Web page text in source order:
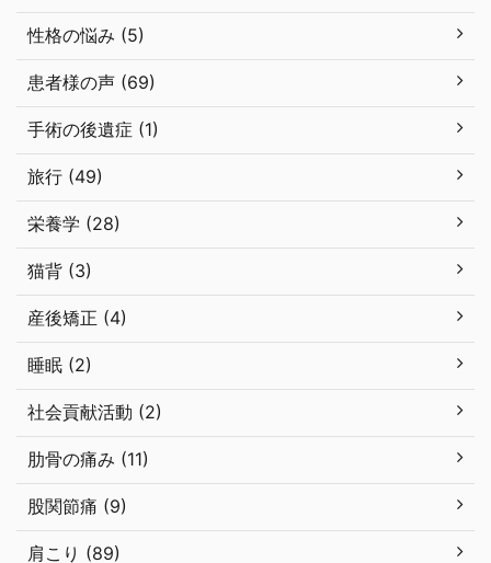
性格の悩み (5)
患者様の声 (69)
手術の後遺症 (1)
旅行 (49)
栄養学 (28)
猫背 (3)
産後矯正 (4)
睡眠 (2)
社会貢献活動 (2)
肋骨の痛み (11)
股関節痛 (9)
肩こり (89)